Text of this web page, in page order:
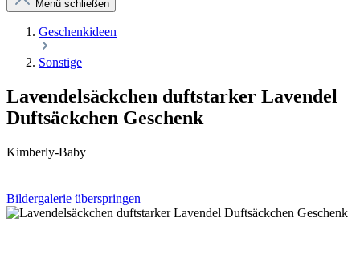
Menü schließen
Geschenkideen
Sonstige
Lavendelsäckchen duftstarker Lavendel
Duftsäckchen Geschenk
Kimberly-Baby
Bildergalerie überspringen